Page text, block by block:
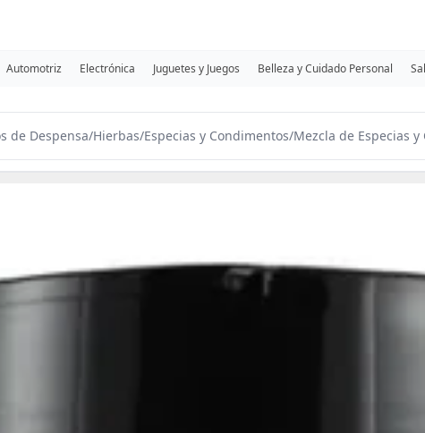
Automotriz Electrónica Juguetes y Juegos Belleza y Cuidado Personal
de Despensa/Hierbas/Especias y Condimentos/Mezcla de Especias